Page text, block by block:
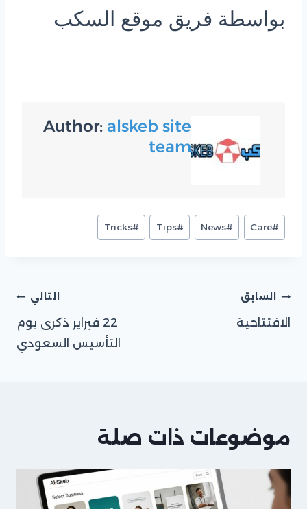
بواسطة فريق موقع السكب
Author: alskeb site
team
وسوم
المقال:
#
Care
#
News
#
Tips
#
Tricks
تصفّح
المقالات
السابق
الافتتاحية
التالي
22 فبراير ذكرى يوم
التأسيس السعودي
موضوعات ذات صلة